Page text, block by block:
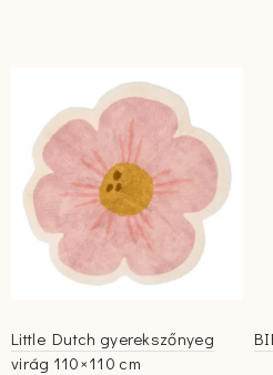
van.
változatok
a
termékoldalon
választhatók
Little Dutch gyerekszőnyeg
virág 110×110 cm